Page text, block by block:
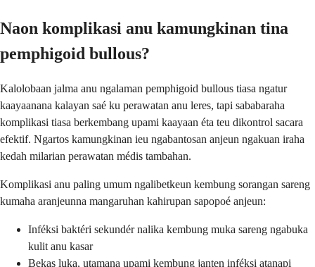
Naon komplikasi anu kamungkinan tina
pemphigoid bullous?
Kalolobaan jalma anu ngalaman pemphigoid bullous tiasa ngatur
kaayaanana kalayan saé ku perawatan anu leres, tapi sababaraha
komplikasi tiasa berkembang upami kaayaan éta teu dikontrol sacara
efektif. Ngartos kamungkinan ieu ngabantosan anjeun ngakuan iraha
kedah milarian perawatan médis tambahan.
Komplikasi anu paling umum ngalibetkeun kembung sorangan sareng
kumaha aranjeunna mangaruhan kahirupan sapopoé anjeun:
Inféksi baktéri sekundér nalika kembung muka sareng ngabuka
kulit anu kasar
Bekas luka, utamana upami kembung janten inféksi atanapi